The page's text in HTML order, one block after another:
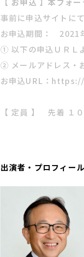
事前に申込サイトに
お申込期間： 2021
① 以下の申込ＵＲＬ
② メールアドレス・
お申込URL： https://
【 定員 】 先着 １
出演者・プロフィール